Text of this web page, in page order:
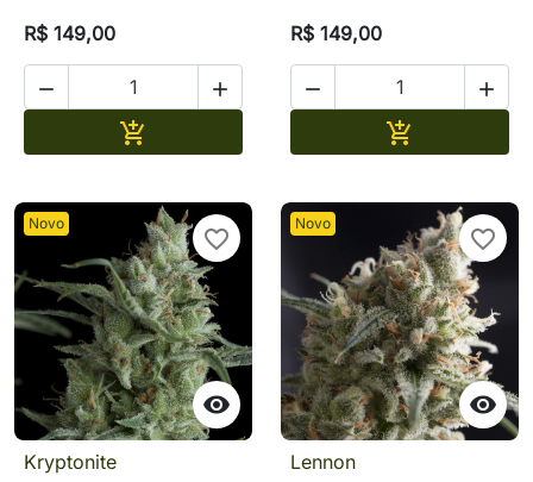
R$ 149,00
 

R$ 149,00
 

Novo

favorite_border
Kryptonite
Novo

favorite_border
Lennon